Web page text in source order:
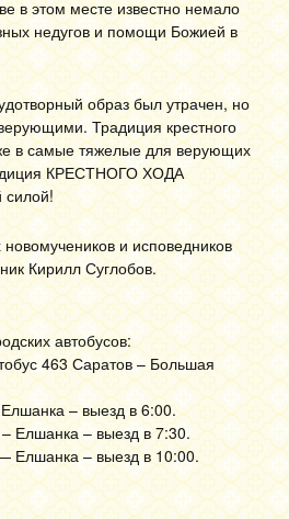
в этом месте известно немало
недугов и помощи Божией в
образ был утрачен, но
Традиция крестного
в самые тяжелые для верующих
КРЕСТНОГО ХОДА
и исповедников
Кирилл Суглобов.
автобусов:
463 Саратов – Большая
– выезд в 6:00.
Елшанка – выезд в 7:30.
Елшанка – выезд в 10:00.